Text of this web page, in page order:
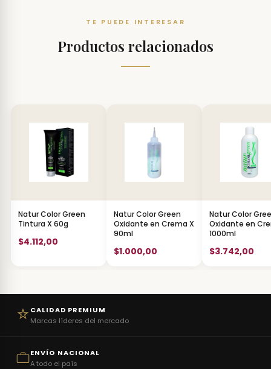
TE PUEDE INTERESAR
Productos relacionados
Natur Color Green
Tintura X 60g
$4.112,00
Natur Color Green
Oxidante en Crema X
90ml
$1.000,00
Natur Color
Oxidante en
1000ml
$3.742,00
CALIDAD PREMIUM
Marcas líderes del mercado
ENVÍO NACIONAL
A todo el país